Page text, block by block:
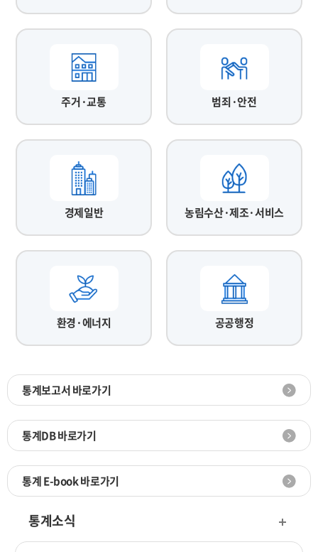
주거·교통 범죄·안전
경제일반 농림수산·제조·서비스
환경·에너지 공공행정
통계보고서 바로가기
통계DB 바로가기
통계 E-book 바로가기
통계소식